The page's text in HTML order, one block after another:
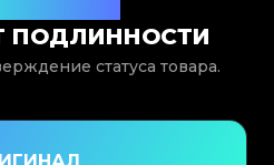
ПОДЛИННОСТИ
статуса товара.